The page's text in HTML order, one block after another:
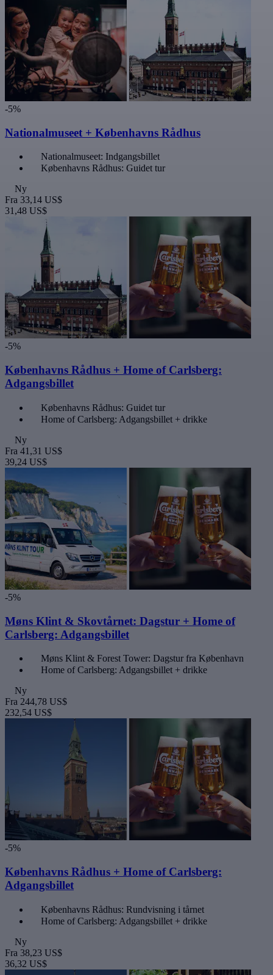
-5%
Nationalmuseet + Københavns Rådhus
Nationalmuseet: Indgangsbillet
Københavns Rådhus: Guidet tur
Ny
Fra 33,14 US$
31,48 US$
-5%
Københavns Rådhus + Home of Carlsberg:
Adgangsbillet
Københavns Rådhus: Guidet tur
Home of Carlsberg: Adgangsbillet + drikke
Ny
Fra 41,31 US$
39,24 US$
-5%
Møns Klint & Skovtårnet: Dagstur + Home of
Carlsberg: Adgangsbillet
Møns Klint & Forest Tower: Dagstur fra København
Home of Carlsberg: Adgangsbillet + drikke
Ny
Fra 244,78 US$
232,54 US$
-5%
Københavns Rådhus + Home of Carlsberg:
Adgangsbillet
Københavns Rådhus: Rundvisning i tårnet
Home of Carlsberg: Adgangsbillet + drikke
Ny
Fra 38,23 US$
36,32 US$